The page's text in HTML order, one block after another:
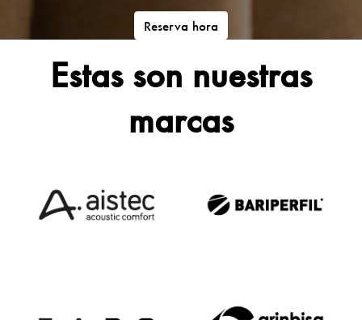
Reserva hora
Estas son nuestras
marcas